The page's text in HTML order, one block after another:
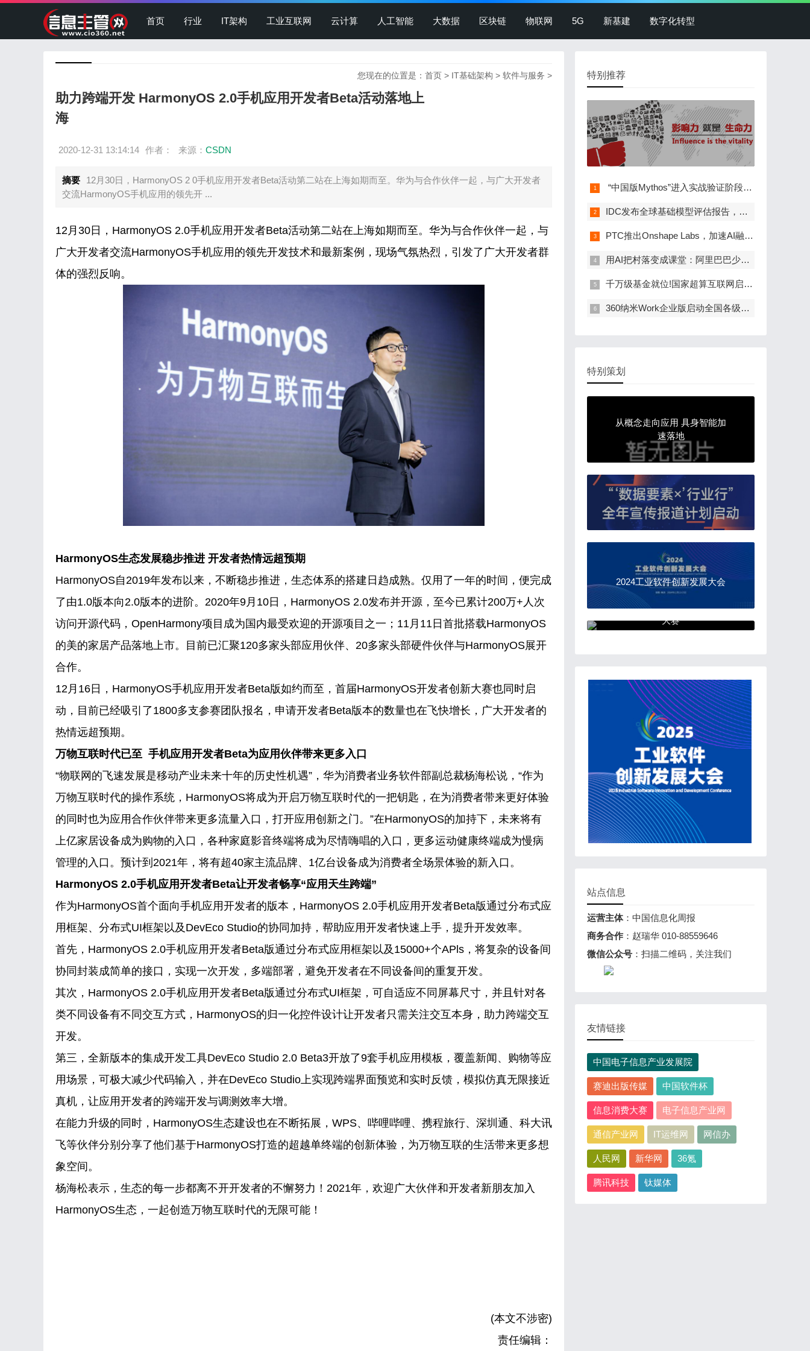
首页 行业 IT架构 工业互联网 云计算 人工智能 大数据 区块链 物联网 5G 新基建 数字化转型
您现在的位置是： 首页 > IT基础架构 > 软件与服务 >
助力跨端开发 HarmonyOS 2.0手机应用开发者Beta活动落地上
海
2020-12-31 13:14:14 作者： 来源： CSDN
摘要
12月30日，HarmonyOS 2 0手机应用开发者Beta活动第二站在上海如期而至。华为与合作伙伴一起，与广大开发者
交流HarmonyOS手机应用的领先开 ...
12月30日，HarmonyOS 2.0手机应用开发者Beta活动第二站在上海如期而至。华为与合作伙伴一起，与
广大开发者交流HarmonyOS手机应用的领先开发技术和最新案例，现场气氛热烈，引发了广大开发者群
体的强烈反响。
HarmonyOS生态发展稳步推进 开发者热情远超预期
HarmonyOS自2019年发布以来，不断稳步推进，生态体系的搭建日趋成熟。仅用了一年的时间，便完成
了由1.0版本向2.0版本的进阶。2020年9月10日，HarmonyOS 2.0发布并开源，至今已累计200万+人次
访问开源代码，OpenHarmony项目成为国内最受欢迎的开源项目之一；11月11日首批搭载HarmonyOS
的美的家居产品落地上市。目前已汇聚120多家头部应用伙伴、20多家头部硬件伙伴与HarmonyOS展开
合作。
12月16日，HarmonyOS手机应用开发者Beta版如约而至，首届HarmonyOS开发者创新大赛也同时启
动，目前已经吸引了1800多支参赛团队报名，申请开发者Beta版本的数量也在飞快增长，广大开发者的
热情远超预期。
万物互联时代已至 手机应用开发者Beta为应用伙伴带来更多入口
“物联网的飞速发展是移动产业未来十年的历史性机遇”，华为消费者业务软件部副总裁杨海松说，“作为
万物互联时代的操作系统，HarmonyOS将成为开启万物互联时代的一把钥匙，在为消费者带来更好体验
的同时也为应用合作伙伴带来更多流量入口，打开应用创新之门。”在HarmonyOS的加持下，未来将有
上亿家居设备成为购物的入口，各种家庭影音终端将成为尽情嗨唱的入口，更多运动健康终端成为慢病
管理的入口。预计到2021年，将有超40家主流品牌、1亿台设备成为消费者全场景体验的新入口。
HarmonyOS 2.0手机应用开发者Beta让开发者畅享“应用天生跨端”
作为HarmonyOS首个面向手机应用开发者的版本，HarmonyOS 2.0手机应用开发者Beta版通过分布式应
用框架、分布式UI框架以及DevEco Studio的协同加持，帮助应用开发者快速上手，提升开发效率。
首先，HarmonyOS 2.0手机应用开发者Beta版通过分布式应用框架以及15000+个APls，将复杂的设备间
协同封装成简单的接口，实现一次开发，多端部署，避免开发者在不同设备间的重复开发。
其次，HarmonyOS 2.0手机应用开发者Beta版通过分布式UI框架，可自适应不同屏幕尺寸，并且针对各
类不同设备有不同交互方式，HarmonyOS的归一化控件设计让开发者只需关注交互本身，助力跨端交互
开发。
第三，全新版本的集成开发工具DevEco Studio 2.0 Beta3开放了9套手机应用模板，覆盖新闻、购物等应
用场景，可极大减少代码输入，并在DevEco Studio上实现跨端界面预览和实时反馈，模拟仿真无限接近
真机，让应用开发者的跨端开发与调测效率大增。
在能力升级的同时，HarmonyOS生态建设也在不断拓展，WPS、哔哩哔哩、携程旅行、深圳通、科大讯
飞等伙伴分别分享了他们基于HarmonyOS打造的超越单终端的创新体验，为万物互联的生活带来更多想
象空间。
杨海松表示，生态的每一步都离不开开发者的不懈努力！2021年，欢迎广大伙伴和开发者新朋友加入
HarmonyOS生态，一起创造万物互联时代的无限可能！
(本文不涉密)
责任编辑：
特别推荐
​ “中国版Mythos”进入实战验证阶段，麒麟…
IDC发布全球基础模型评估报告，阿里云是唯一入…
PTC推出Onshape Labs，加速AI融入产品开发流程
用AI把村落变成课堂：阿里巴巴少年云获2026全…
千万级基金就位!国家超算互联网启动用户体验官…
360纳米Work企业版启动全国各级渠道城市合伙人…
特别策划
从概念走向应用 具身智能加
速落地
2024工业软件创新发展大会
“中国软件杯”大学生软件设计
大赛
站点信息
运营主体：中国信息化周报
商务合作 ：赵瑞华 010-88559646
微信公众号 ：扫描二维码，关注我们
友情链接
中国电子信息产业发展院
赛迪出版传媒 中国软件杯
信息消费大赛 电子信息产业网
通信产业网 IT运维网 网信办
人民网 新华网 36氪
腾讯科技 钛媒体